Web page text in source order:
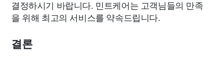
결정하시기 바랍니다. 민트케어는 고객님들의 만족
을 위해 최고의 서비스를 약속드립니다.
결론